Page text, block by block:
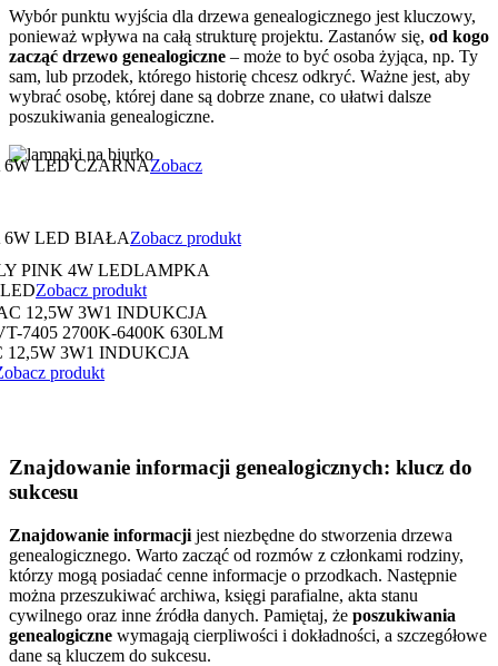
Wybór punktu wyjścia dla drzewa genealogicznego jest kluczowy,
ponieważ wpływa na całą strukturę projektu. Zastanów się, od kogo
zacząć drzewo genealogiczne – może to być osoba żyjąca, np. Ty
sam, lub przodek, którego historię chcesz odkryć. Ważne jest, aby
wybrać osobę, której dane są dobrze znane, co ułatwi dalsze
poszukiwania genealogiczne.
LED CZARNAZobacz
LED BIAŁAZobacz produkt
LAMPKA
Zobacz produkt
3W1 INDUKCJA
produkt
Znajdowanie informacji genealogicznych: klucz do
sukcesu
Znajdowanie informacji jest niezbędne do stworzenia drzewa
genealogicznego. Warto zacząć od rozmów z członkami rodziny,
którzy mogą posiadać cenne informacje o przodkach. Następnie
można przeszukiwać archiwa, księgi parafialne, akta stanu
cywilnego oraz inne źródła danych. Pamiętaj, że poszukiwania
genealogiczne wymagają cierpliwości i dokładności, a szczegółowe
dane są kluczem do sukcesu.